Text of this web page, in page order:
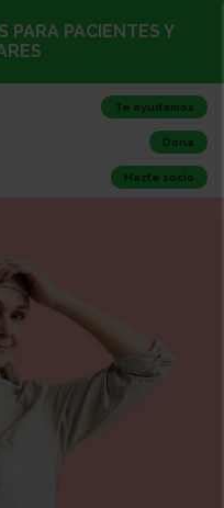
PARA PACIENTES Y
Te ayudamos
Dona
Hazte socio